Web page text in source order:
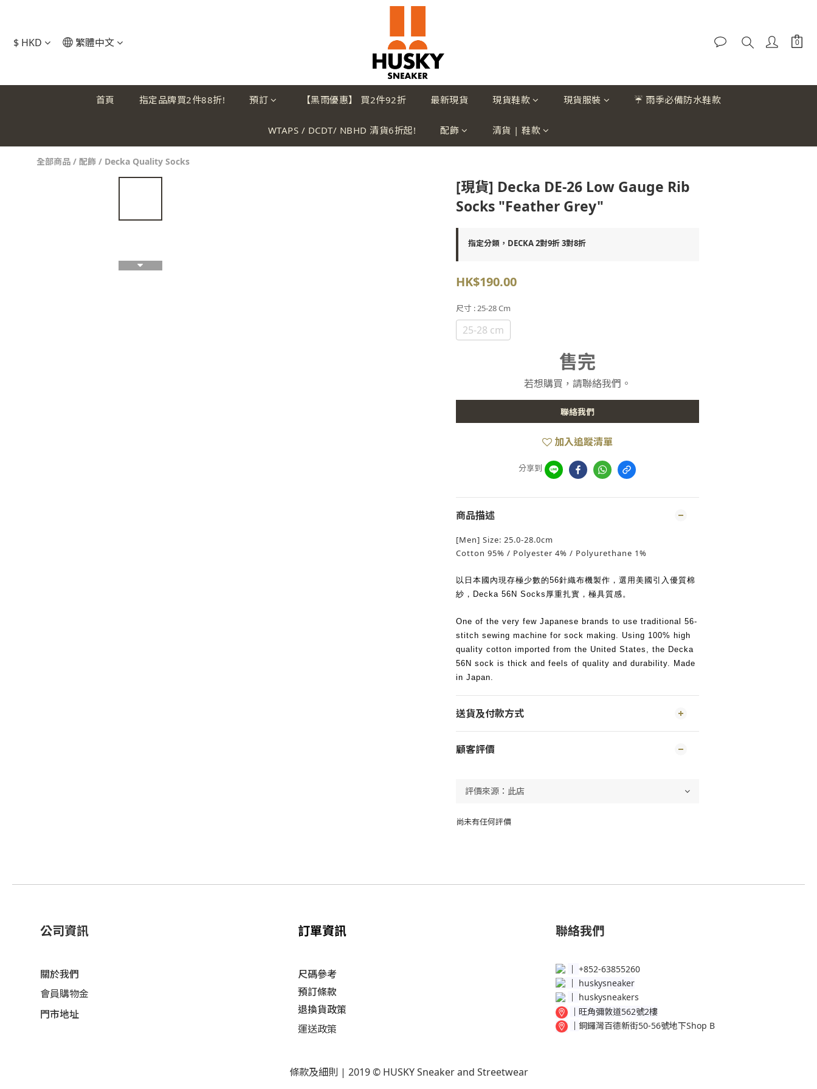
$ HKD 繁體中文
首頁 指定品牌買2件88折! 預訂 【黑雨優惠】 買2件92折 最新現貨 現貨鞋款 現貨服裝 ☔ 雨季必備防水鞋款
WTAPS / DCDT/ NBHD 清貨6折起! 配飾 清貨 | 鞋款
全部商品 / 配飾 / Decka Quality Socks
[現貨] Decka DE-26 Low Gauge Rib
Socks "Feather Grey"
指定分類，DECKA 2對9折 3對8折
HK$190.00
尺寸 : 25-28 Cm
25-28 cm
售完
若想購買，請聯絡我們。
聯絡我們
加入追蹤清單
分享到
商品描述
[Men] Size: 25.0-28.0cm
Cotton 95% / Polyester 4% / Polyurethane 1%
以日本國內現存極少數的56針織布機製作，選用美國引入優質棉
紗，Decka 56N Socks厚重扎實，極具質感。
One of the very few Japanese brands to use traditional 56-
stitch sewing machine for sock making. Using 100% high
quality cotton imported from the United States, the Decka
56N sock is thick and feels of quality and durability. Made
in Japan.
送貨及付款方式
顧客評價
尚未有任何評價
公司資訊 訂單資訊 聯絡我們
關於我們
會員購物金
門市地址
尺碼參考
預訂條款
退換貨政策​
運送政策​
│ +852-63855260
huskysneaker
huskysneakers
│ 旺角彌敦道562號2樓
│ 銅鑼灣百德新街50-56號地下Shop B
條款及細則 | 2019 © HUSKY Sneaker and Streetwear